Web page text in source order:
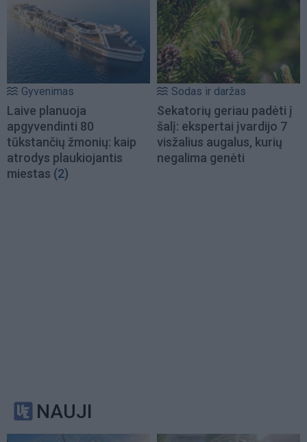
Gyvenimas
Laive planuoja
apgyvendinti 80
tūkstančių žmonių: kaip
atrodys plaukiojantis
miestas (2)
Sodas ir daržas
Sekatorių geriau padėti į
šalį: ekspertai įvardijo 7
visžalius augalus, kurių
negalima genėti
NAUJI